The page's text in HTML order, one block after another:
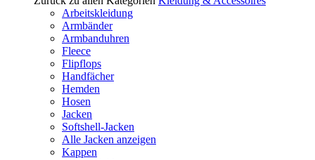
Arbeitskleidung
Armbänder
Armbanduhren
Fleece
Flipflops
Handfächer
Hemden
Hosen
Jacken
Softshell-Jacken
Alle Jacken anzeigen
Kappen